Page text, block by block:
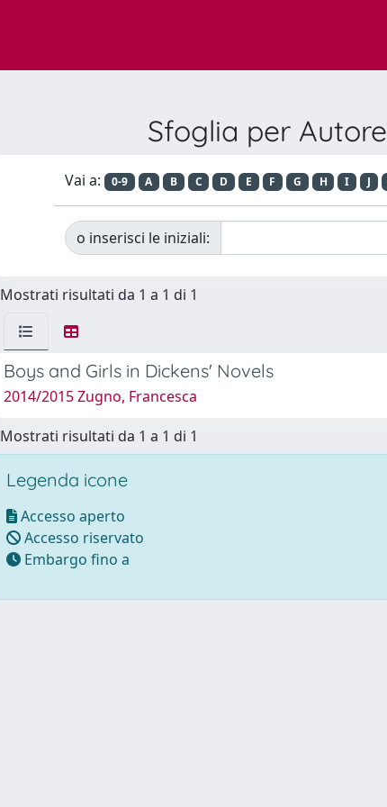
Sfoglia per Autore
Vai a: 0-9 A B C D E F G H I J
o inserisci le iniziali:
Mostrati risultati da 1 a 1 di 1
Boys and Girls in Dickens' Novels
2014/2015 Zugno, Francesca
Mostrati risultati da 1 a 1 di 1
Legenda icone
Accesso aperto
Accesso riservato
Embargo fino a